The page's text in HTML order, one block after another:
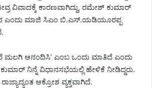
ವಿವಾದಕ್ಕೆ ಕಾರಣವಾಗಿದ್ದು, ರಮೇಶ್ ಕುಮಾರ್
ಎಂದು ಮಾಜಿ ಸಿಎಂ ಬಿ.ಎಸ್.ಯಡಿಯೂರಪ್ಪ
ಮಲಗಿ ಆನಂದಿಸಿ’ ಎಂಬ ಒಂದು ಮಾತಿದೆ ಎಂದು
ನಿನ್ನೆ ವಿಧಾನಸಭೆಯಲ್ಲಿ ಹೇಳಿಕೆ ನೀಡಿದ್ದರು.
ಆಕ್ರೋಶ ವ್ಯಕ್ತವಾಗಿದೆ.